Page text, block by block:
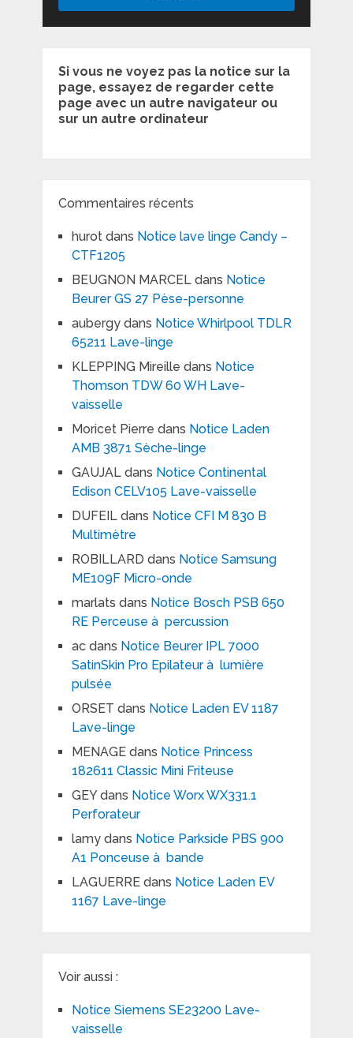
Si vous ne voyez pas la notice sur la
page, essayez de regarder cette
page avec un autre navigateur ou
sur un autre ordinateur
Commentaires récents
hurotdans Notice lave linge Candy –
CTF1205
BEUGNON MARCELdans Notice
Beurer GS 27 Pèse-personne
aubergydans Notice Whirlpool TDLR
65211 Lave-linge
KLEPPING Mireille dans Notice
Thomson TDW 60 WH Lave-
vaisselle
Moricet Pierre dans Notice Laden
AMB 3871 Sèche-linge
GAUJALdans Notice Continental
Edison CELV105 Lave-vaisselle
DUFEILdans Notice CFI M 830 B
Multimètre
ROBILLARD dans Notice Samsung
ME109F Micro-onde
marlats dans Notice Bosch PSB 650
RE Perceuse à percussion
acdans Notice Beurer IPL 7000
SatinSkin Pro Epilateur à lumière
pulsée
ORSET dans Notice Laden EV 1187
Lave-linge
MENAGEdans Notice Princess
182611 Classic Mini Friteuse
GEYdans Notice Worx WX331.1
Perforateur
lamydans Notice Parkside PBS 900
A1 Ponceuse à bande
LAGUERREdans Notice Laden EV
1167 Lave-linge
Voir aussi :
Notice Siemens SE23200 Lave-
vaisselle